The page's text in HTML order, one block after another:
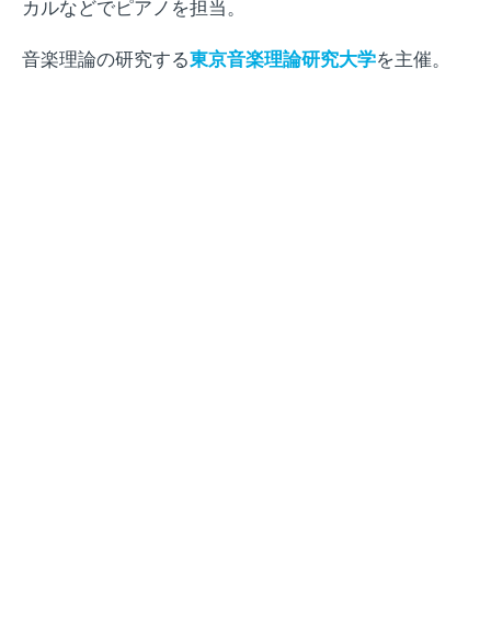
カルなどでピアノを担当。
音楽理論の研究する東京音楽理論研究大学を主催。